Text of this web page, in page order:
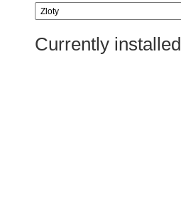
Currently installed